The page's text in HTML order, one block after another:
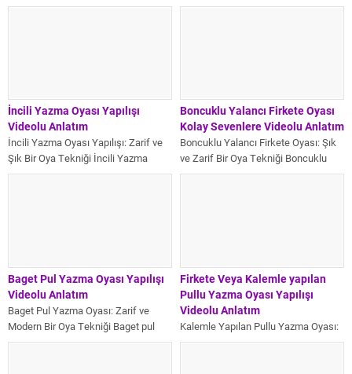
yazma ve tülbent...
geleneksel Türk el sanatlarına
İncili Yazma Oyası Yapılışı
Videolu Anlatım
İncili Yazma Oyası Yapılışı: Zarif ve
Şık Bir Oya Tekniği İncili Yazma
Oyası Yapılışı, zarif...
Boncuklu Yalancı Firkete Oyası
Kolay Sevenlere Videolu Anlatım
Boncuklu Yalancı Firkete Oyası: Şık
ve Zarif Bir Oya Tekniği Boncuklu
Yalancı Firkete Oyası, kalem...
Baget Pul Yazma Oyası Yapılışı
Videolu Anlatım
Baget Pul Yazma Oyası: Zarif ve
Modern Bir Oya Tekniği Baget pul
yazma oyası, özellikle...
Firkete Veya Kalemle yapılan
Pullu Yazma Oyası Yapılışı
Videolu Anlatım
Kalemle Yapılan Pullu Yazma Oyası:
Adım Adım Uygulama Rehberi